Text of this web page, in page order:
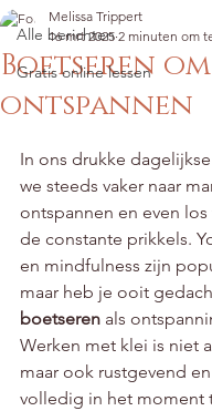
Alle berichten
Gratis online lessen
Boetseren
ontspannen
Melissa Trippert
16 mrt 2025 2 minuten om
In ons drukke
we steeds vaker naar
ontspannen en even
de constante prikkels.
en mindfulness zijn
maar heb je ooit
boetseren als
Werken met klei is niet
maar ook rustgevend
volledig in het moment